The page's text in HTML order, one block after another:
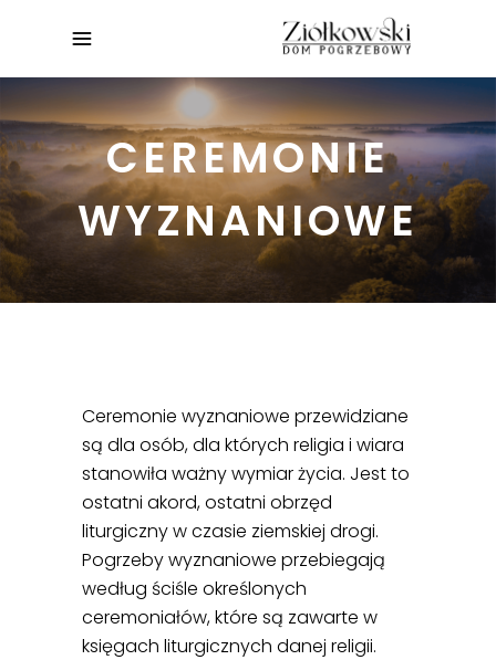
CEREMONIE
WYZNANIOWE
Ceremonie wyznaniowe przewidziane
są dla osób, dla których religia i wiara
stanowiła ważny wymiar życia. Jest to
ostatni akord, ostatni obrzęd
liturgiczny w czasie ziemskiej drogi.
Pogrzeby wyznaniowe przebiegają
według ściśle określonych
ceremoniałów, które są zawarte w
księgach liturgicznych danej religii.